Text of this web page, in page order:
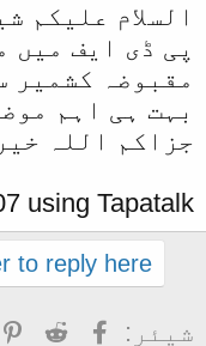
السلام علیکم
پی ڈی ایف میں
مقبوضہ کشمیر
بہت ہی اہم
جزاکم اللہ خیر
using Tapatalk
to reply here.
شیئر: